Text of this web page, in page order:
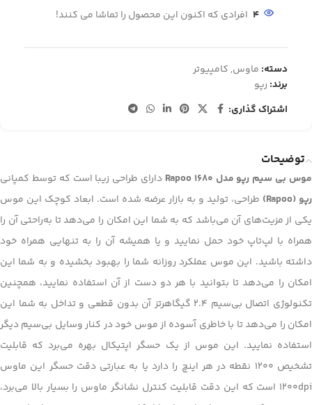
4 افرادی که اکنون این محصول را تماشا می کنند!
دسته: ماوس, کامپیوتر
برند: رپو
اشتراک گذاری:
توضیحات
موس بی سیم رپو مدل Rapoo 1680
دارای طراحی زیبا است که توسط کمپانی
رپو (Rapoo)
طراحی، تولید و به بازار عرضه شده است. ابعاد کوچک این موس
یکی از مزیت‌های آن می‌باشد که به شما این امکان را می‌دهد تا به‌راحتی آن را
همراه با لپ‌تاپ خود حمل نمایید و یا همیشه آن را به تنهایی همراه خود
داشته باشید. این موس عملکرد روزانه شما را بهبود بخشیده و به شما این
امکان را می‌دهد تا بتوانید با هر دو دست از آن استفاده نمایید، همچنین
تکنولوژی اتصال بی‌سیم 2.4 گیگاهرتز آن بدون قطعی و تداخل به شما این
امکان را می‌دهد تا با خاطری آسوده از موس خود در کنار وسایل بی‌سیم دیگر
استفاده نمایید. این موس از یک حسگر اپتیکال بهره می‌برد که قابلیت
تشخیص 1200 نقطه در هر اینچ را دارد یا به عبارتی دقت حسگر این ماوس
1200dpi است که این دقت قابلیت کنترل نشانگر ماوس را بسیار بالا می‌برد،